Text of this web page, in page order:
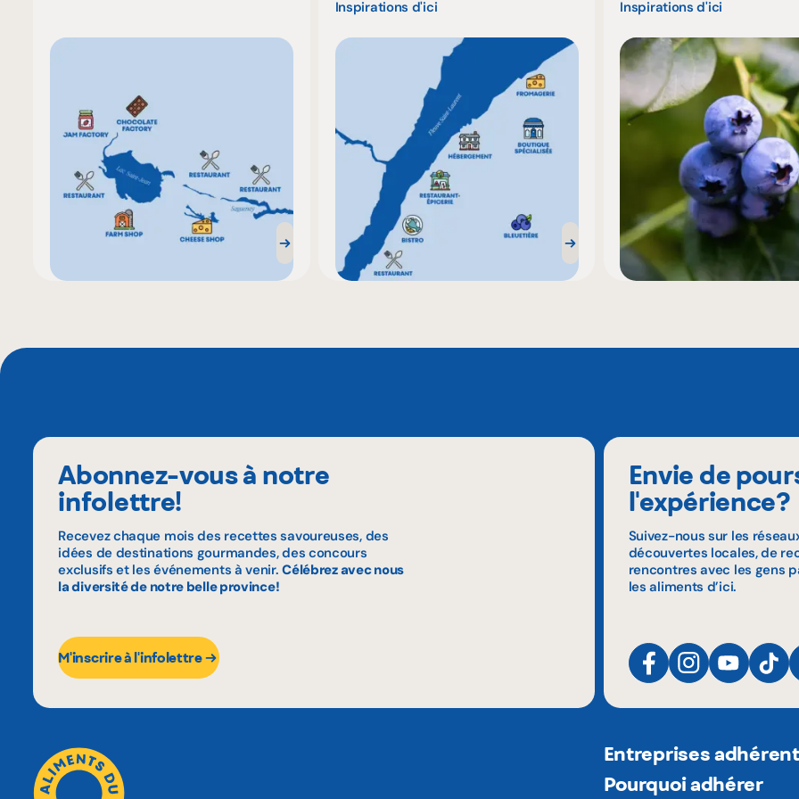
Inspirations d'ici Inspirations d'ici
Abonnez-vous à notre
infolettre!
Recevez chaque mois des recettes savoureuses, des
idées de destinations gourmandes, des concours
exclusifs et les événements à venir.Célébrez avec nous
la diversité de notre belle province!
M'inscrire à l'infolettre
Envie de
l'expérience?
Suivez-nous sur les
découvertes locales, de
rencontres avec les gens
les aliments d’ici.
Entreprises
Pourquoi adhérer